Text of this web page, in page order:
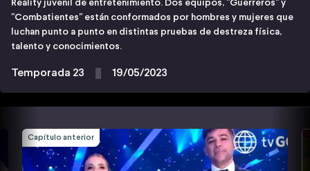
Reality juvenil de entretenimiento. Dos equipos, "Guerreros" y
"Combatientes" están conformados por hombres y mujeres que
luchan punto a punto en distintas pruebas de destreza física,
talento y conocimientos.
Temporada 23 19/05/2023
Capítulo anterior